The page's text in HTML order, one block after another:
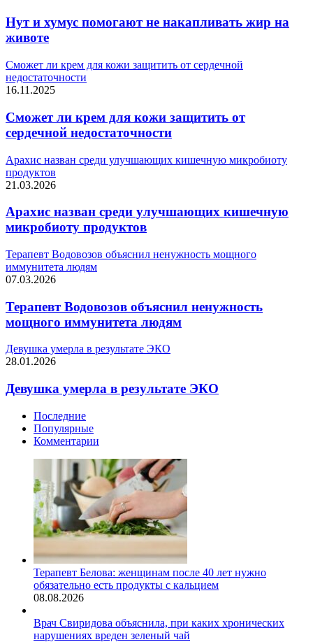
Нут и хумус помогают не накапливать жир на
животе
Сможет ли крем для кожи защитить от сердечной
недостаточности
16.11.2025
Сможет ли крем для кожи защитить от
сердечной недостаточности
Арахис назван среди улучшающих кишечную микробиоту
продуктов
21.03.2026
Арахис назван среди улучшающих кишечную
микробиоту продуктов
Терапевт Водовозов объяснил ненужность мощного
иммунитета людям
07.03.2026
Терапевт Водовозов объяснил ненужность
мощного иммунитета людям
Девушка умерла в результате ЭКО
28.01.2026
Девушка умерла в результате ЭКО
Последние
Популярные
Комментарии
Терапевт Белова: женщинам после 40 лет нужно
обязательно есть продукты с кальцием
08.08.2026
Врач Свиридова объяснила, при каких хронических
нарушениях вреден зеленый чай